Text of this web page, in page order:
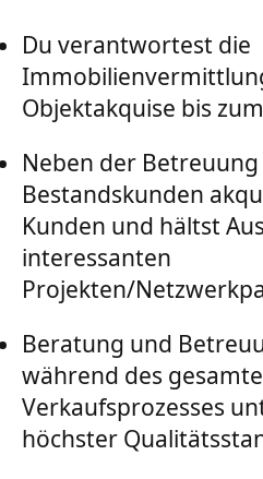
Du verantwortest die
Objektakquise bis
Neben der
Bestandskunden
Kunden und hältst
interessanten
Projekten/
Beratung und
während des
Verkaufsprozesses
höchster